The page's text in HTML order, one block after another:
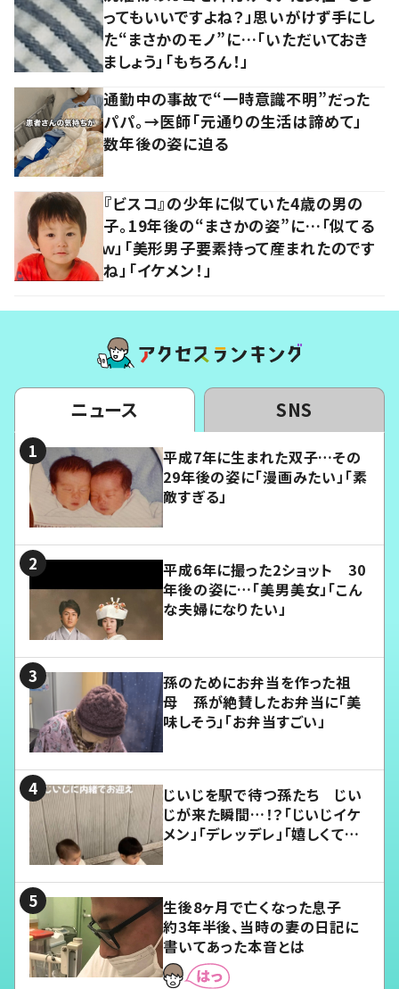
ってもいいですよね？」思いがけず手にし
た“まさかのモノ”に…「いただいておき
ましょう」「もちろん！」
通勤中の事故で“一時意識不明”だった
パパ。→医師「元通りの生活は諦めて」
数年後の姿に迫る
『ビスコ』の少年に似ていた4歳の男の
子。19年後の“まさかの姿”に…「似てる
ｗ」「美形男子要素持って産まれたのです
ね」「イケメン！」
ニュース SNS
平成7年に生まれた双子…その
29年後の姿に「漫画みたい」「素
敵すぎる」
平成6年に撮った2ショット 30
年後の姿に…「美男美女」「こん
な夫婦になりたい」
孫のためにお弁当を作った祖
母 孫が絶賛したお弁当に「美
味しそう」「お弁当すごい」
じいじを駅で待つ孫たち じい
じが来た瞬間…！？「じいじイケ
メン」「デレッデレ」「嬉しくて可
生後8ヶ月で亡くなった息子
約3年半後、当時の妻の日記に
書いてあった本音とは